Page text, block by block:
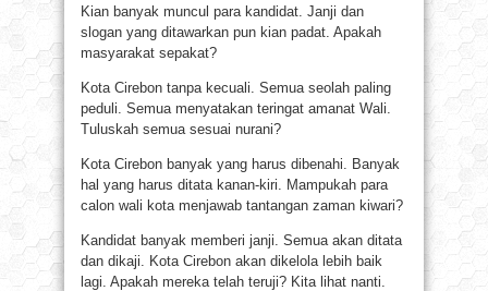
Kian banyak muncul para kandidat. Janji dan
slogan yang ditawarkan pun kian padat. Apakah
masyarakat sepakat?
Kota Cirebon tanpa kecuali. Semua seolah paling
peduli. Semua menyatakan teringat amanat Wali.
Tuluskah semua sesuai nurani?
Kota Cirebon banyak yang harus dibenahi. Banyak
hal yang harus ditata kanan-kiri. Mampukah para
calon wali kota menjawab tantangan zaman kiwari?
Kandidat banyak memberi janji. Semua akan ditata
dan dikaji. Kota Cirebon akan dikelola lebih baik
lagi. Apakah mereka telah teruji? Kita lihat nanti.